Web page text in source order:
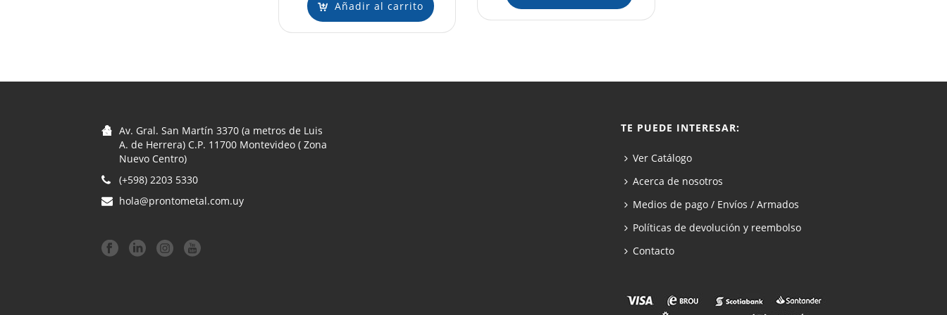
Añadir al carrito
Av. Gral. San Martín 3370 (a metros de Luis
A. de Herrera) C.P. 11700 Montevideo ( Zona
Nuevo Centro)
(+598) 2203 5330
hola@prontometal.com.uy
TE PUEDE INTERESAR:
Ver Catálogo
Acerca de nosotros
Medios de pago / Envíos / Armados
Políticas de devolución y reembolso
Contacto